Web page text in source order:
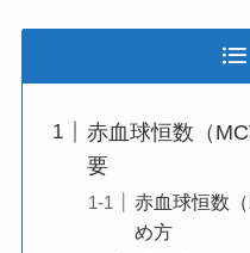
赤血球恒数（
要
赤血球恒数
め方